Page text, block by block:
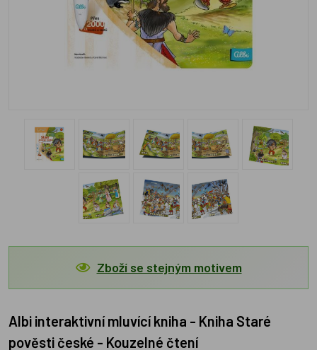
Zboží se stejným motivem
Albi interaktivní mluvící kniha - Kniha Staré
pověsti české - Kouzelné čtení